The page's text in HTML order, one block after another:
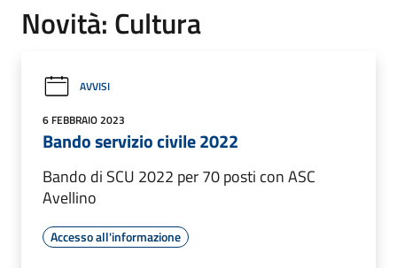
Novità: Cultura
AVVISI
6 FEBBRAIO 2023
Bando servizio civile 2022
Bando di SCU 2022 per 70 posti con ASC
Avellino
Accesso all'informazione